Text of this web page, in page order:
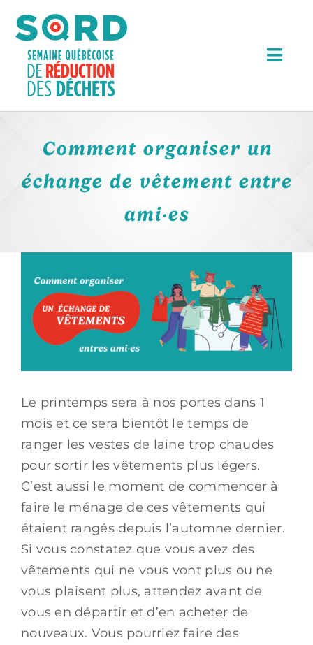
contenu
Articles
Outils
Bourse Michel Séguin
RECHERCHER:
Comment organiser un
échange de vêtement entre
ami·es
l'image
agrandie
Le printemps sera à nos portes dans 1
mois et ce sera bientôt le temps de
ranger les vestes de laine trop chaudes
pour sortir les vêtements plus légers.
C’est aussi le moment de commencer à
faire le ménage de ces vêtements qui
étaient rangés depuis l’automne dernier.
Si vous constatez que vous avez des
vêtements qui ne vous vont plus ou ne
vous plaisent plus, attendez avant de
vous en départir et d’en acheter de
nouveaux. Vous pourriez faire des